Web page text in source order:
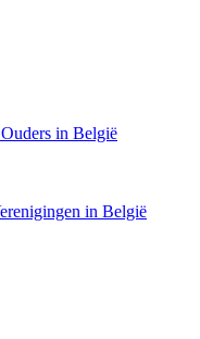
in België
in België